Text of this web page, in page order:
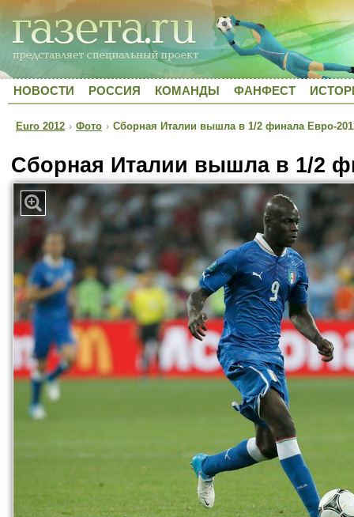
НОВОСТИ РОССИЯ КОМАНДЫ ФАНФЕСТ
Euro 2012 › Фото › Сборная Италии вышла в 1/2 финала Евро-
Сборная Италии вышла в 1/2